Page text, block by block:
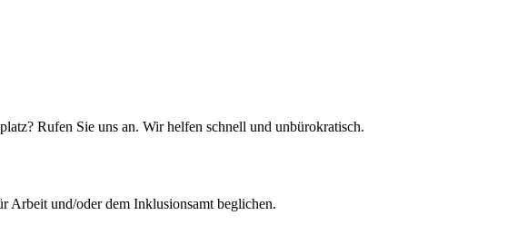
Rufen Sie uns an. Wir helfen schnell und unbürokratisch.
Arbeit und/oder dem Inklusionsamt beglichen.